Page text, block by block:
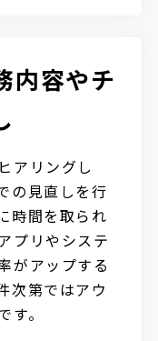
内容やチ
アリングし
の見直しを行
時間を取られ
プリやシステ
がアップする
次第ではアウ
す。